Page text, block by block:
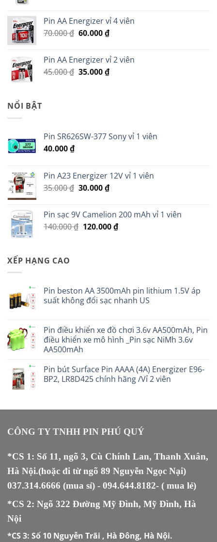
299.000 ₫.là:
Pin AA Energizer vỉ 4 viên
70.000₫ Giá
70.000 ₫.
60.000₫Giá
là:
60.000 ₫.
Pin AA Energizer vỉ 2 viên
45.000₫ Giá
35.000₫Giá
NỔI BẬT
Pin SR626SW-377 Sony vỉ 1 viên
40.000₫
Pin A23 Energizer 12V vỉ 1 viên
35.000₫ Giá
35.000 ₫.
30.000₫Giá
là:
30.000 ₫.
Pin sạc 9V Camelion 200 mAh vỉ 1 viên
140.000₫ Giá
120.000₫Giá
XẾP HẠNG CAO
Pin beston AA 3500mAh pin lithium 1.5V áp
suất không đổi sạc nhanh US
Pin điều khiển xe đồ chơi 3.6v AA500mAh, Pin
điều khiển xe mô hình _Pin sạc NiMh 3.6v
AA500mAh
Pin bút Surface Pin AAAA (4A) Energizer E96-
BP2, LR8D425 chính hãng /Vỉ 2 viên
CÔNG TY TNHH PIN PHÚ QUÝ
*CS 1: Số 11, ngõ 3, Cù Chính Lan, Thanh Xuân,
Hà Nội.(hoặc đi từ ngõ 89 Nguyễn Ngọc Nại)
037.314.6666 (mua sỉ) - 094.644.8182- ( mua lẻ)
*CS 2: Ngõ 322 Đường Mỹ Đình, Mỹ Đình, Hà
Nội
*CS 3: Số 10 Nguyễn Trãi , Hà Đông, Hà Nội.